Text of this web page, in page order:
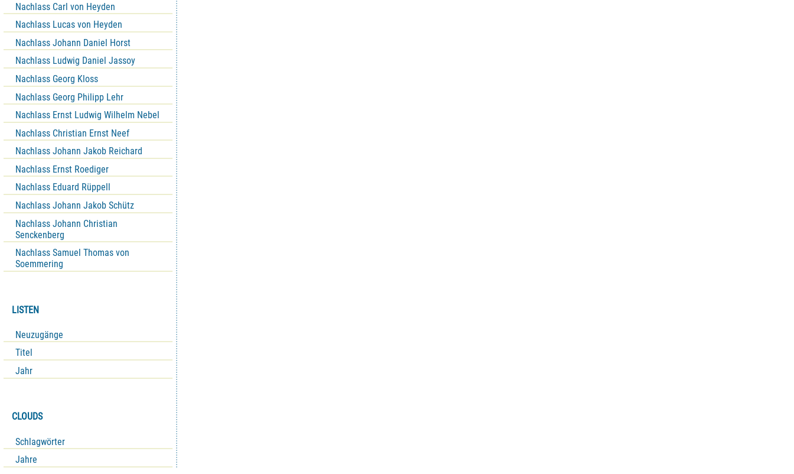
Nachlass Carl von Heyden
Nachlass Lucas von Heyden
Nachlass Johann Daniel Horst
Nachlass Ludwig Daniel Jassoy
Nachlass Georg Kloss
Nachlass Georg Philipp Lehr
Nachlass Ernst Ludwig Wilhelm Nebel
Nachlass Christian Ernst Neef
Nachlass Johann Jakob Reichard
Nachlass Ernst Roediger
Nachlass Eduard Rüppell
Nachlass Johann Jakob Schütz
Nachlass Johann Christian
Senckenberg
Nachlass Samuel Thomas von
Soemmering
LISTEN
Neuzugänge
Titel
Jahr
CLOUDS
Schlagwörter
Jahre